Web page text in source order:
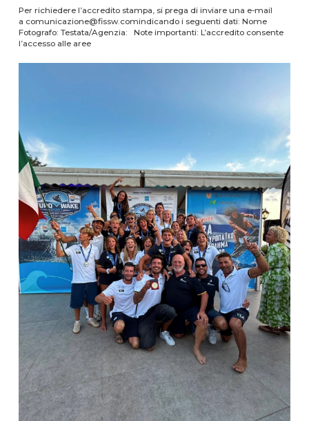
Per richiedere l’accredito stampa, si prega di inviare una e-mail
a comunicazione@fissw.comindicando i seguenti dati: Nome
Fotografo: Testata/Agenzia: Note importanti: L’accredito consente
l’accesso alle aree